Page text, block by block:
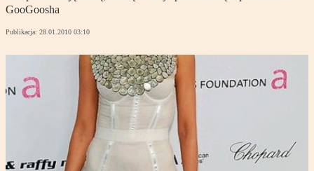
GooGoosha
Publikacja: 28.01.2010 03:10